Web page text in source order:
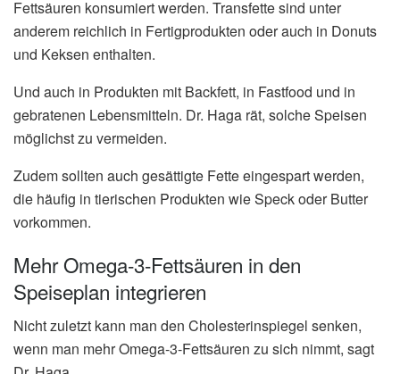
Fettsäuren konsumiert werden. Transfette sind unter
anderem reichlich in Fertigprodukten oder auch in Donuts
und Keksen enthalten.
Und auch in Produkten mit Backfett, in Fastfood und in
gebratenen Lebensmitteln. Dr. Haga rät, solche Speisen
möglichst zu vermeiden.
Zudem sollten auch gesättigte Fette eingespart werden,
die häufig in tierischen Produkten wie Speck oder Butter
vorkommen.
Mehr Omega-3-Fettsäuren in den
Speiseplan integrieren
Nicht zuletzt kann man den Cholesterinspiegel senken,
wenn man mehr Omega-3-Fettsäuren zu sich nimmt, sagt